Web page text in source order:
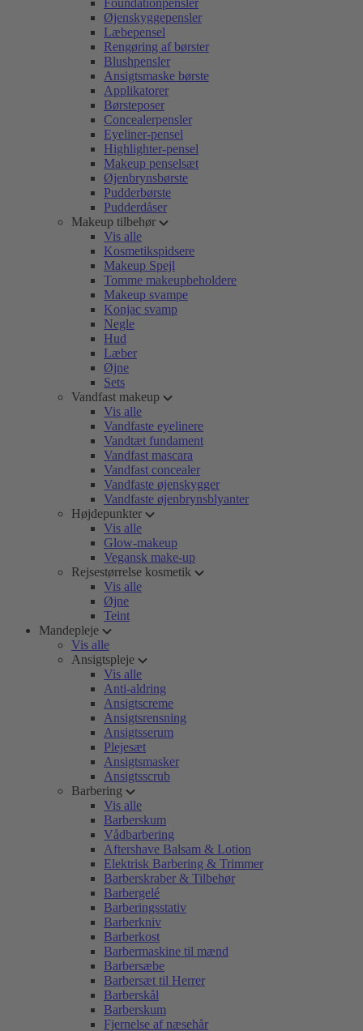
Foundationpensler
Øjenskyggepensler
Læbepensel
Rengøring af børster
Blushpensler
Ansigtsmaske børste
Applikatorer
Børsteposer
Concealerpensler
Eyeliner-pensel
Highlighter-pensel
Makeup penselsæt
Øjenbrynsbørste
Pudderbørste
Pudderdåser
Makeup tilbehør
Vis alle
Kosmetikspidsere
Makeup Spejl
Tomme makeupbeholdere
Makeup svampe
Konjac svamp
Negle
Hud
Læber
Øjne
Sets
Vandfast makeup
Vis alle
Vandfaste eyelinere
Vandtæt fundament
Vandfast mascara
Vandfast concealer
Vandfaste øjenskygger
Vandfaste øjenbrynsblyanter
Højdepunkter
Vis alle
Glow-makeup
Vegansk make-up
Rejsestørrelse kosmetik
Vis alle
Øjne
Teint
Mandepleje
Vis alle
Ansigtspleje
Vis alle
Anti-aldring
Ansigtscreme
Ansigtsrensning
Ansigtsserum
Plejesæt
Ansigtsmasker
Ansigtsscrub
Barbering
Vis alle
Barberskum
Vådbarbering
Aftershave Balsam & Lotion
Elektrisk Barbering & Trimmer
Barberskraber & Tilbehør
Barbergelé
Barberingsstativ
Barberkniv
Barberkost
Barbermaskine til mænd
Barbersæbe
Barbersæt til Herrer
Barberskål
Barberskum
Fjernelse af næsehår